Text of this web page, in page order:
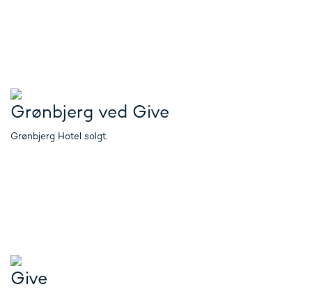
Grønbjerg ved Give
Grønbjerg Hotel solgt.
Give